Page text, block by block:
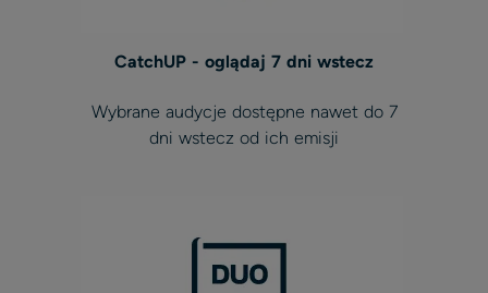
CatchUP - oglądaj 7 dni wstecz
Wybrane audycje dostępne nawet do 7
dni wstecz od ich emisji